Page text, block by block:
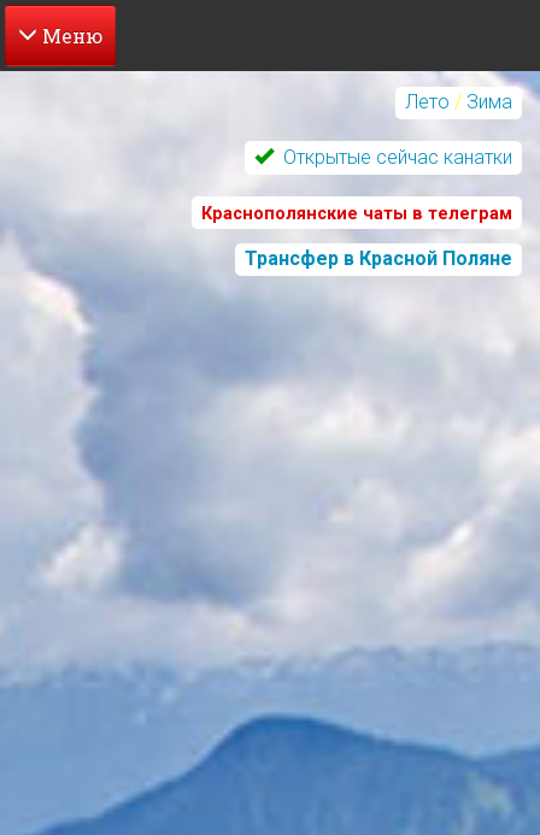
Перейти
Лето / Зима
Открытые сейчас канатки
Краснополянские чаты в телеграм
Трансфер в Красной Поляне